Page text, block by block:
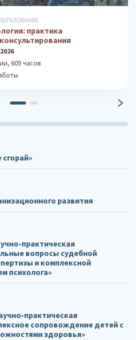
развития
практическая
вопросы судебной
и комплексной
психолога»
практическая
сопровождение детей с
здоровья»
теория и
605 часов